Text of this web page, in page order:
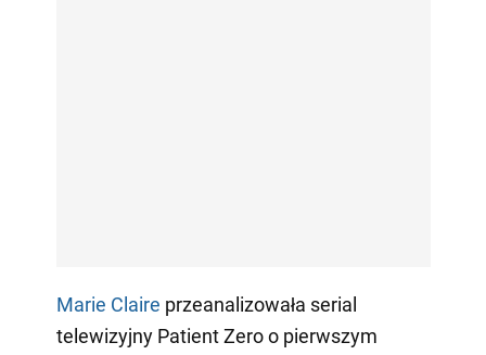
Marie Claire przeanalizowała serial
telewizyjny Patient Zero o pierwszym